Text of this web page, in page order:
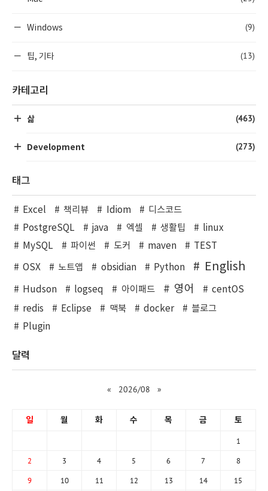
Windows (9)
팁, 기타 (13)
카테고리
삶 (463)
Development (273)
태그
Excel 책리뷰 Idiom
디스코드
PostgreSQL
java 엑셀 생활팁
linux
MySQL
파이썬 도커 maven TEST
OSX 노트앱 obsidian Python English
Hudson logseq 아이패드 영어
centOS
redis
Eclipse 맥북 docker
블로그
Plugin
달력
« 2026/08 »
일 월 화 수 목 금 토
1
2 3 4 5 6 7 8
9 10 11 12 13 14 15